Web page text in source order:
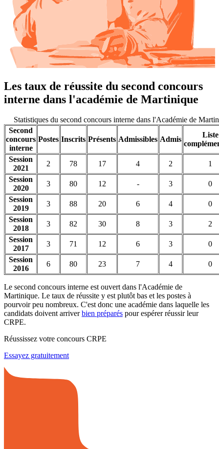
Les taux de réussite du second concours
interne dans l'académie de Martinique
Statistiques du second concours interne dans l'Académie de
Second
concours
interne
Postes Inscrits Présents Admissibles Admis
Liste
Session
2021
2 78 17 4 2
1
Session
2020
3 80 12 - 3
0
Session
2019
3 88 20 6 4
0
Session
2018
3 82 30 8 3
2
Session
2017
3 71 12 6 3
0
Session
2016
6 80 23 7 4 0
Le second concours interne est ouvert dans l'Académie de
Martinique. Le taux de réussite y est plutôt bas et les postes à
pourvoir peu nombreux. C'est donc une académie dans laquelle les
candidats doivent arriverbien préparés pour espérer réussir leur
CRPE.
Réussissez votre concours CRPE
Essayez gratuitement